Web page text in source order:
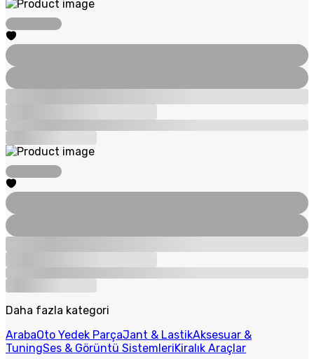
Daha fazla kategori
ArabaOto Yedek ParçaJant & LastikAksesuar &
TuningSes & Görüntü SistemleriKiralık Araçlar